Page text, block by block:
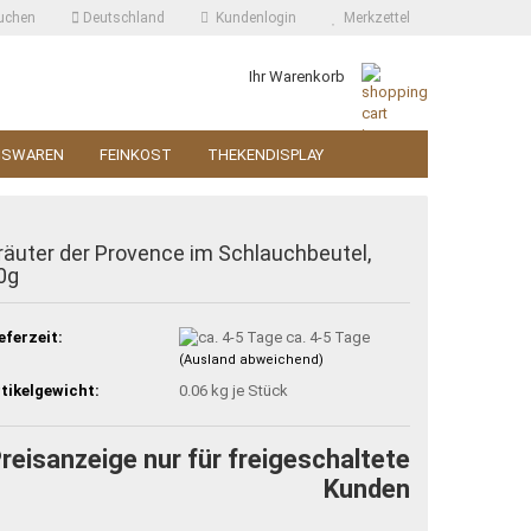
Deutschland Kundenlogin Merkzettel
Ihr Warenkorb
FEINKOST THEKENDISPLAY
der Provence im Schlauchbeutel,
ca. 4-5 Tage
(Ausland abweichend)
0.06 kg je Stück
nur für freigeschaltete
Kunden